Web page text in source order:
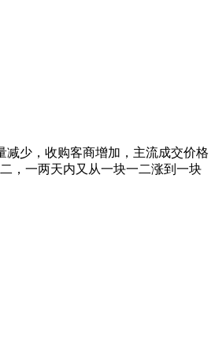
减少，收购客商增加，主流成交价格
，一两天内又从一块一二涨到一块